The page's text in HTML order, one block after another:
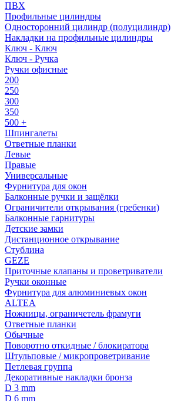
ПВХ
Профильные цилиндры
Односторонний цилиндр (полуцилиндр)
Накладки на профильные цилиндры
Ключ - Ключ
Ключ - Ручка
Ручки офисные
200
250
300
350
500 +
Шпингалеты
Ответные планки
Левые
Правые
Универсальные
Фурнитура для окон
Балконные ручки и защёлки
Ограничители открывания (гребенки)
Балконные гарнитуры
Детские замки
Дистанционное открывание
Стублина
GEZE
Приточные клапаны и проветриватели
Ручки оконные
Фурнитура для алюминиевых окон
ALTEA
Ножницы, ограничетель фрамуги
Ответные планки
Обычные
Поворотно откидные / блокиратора
Штульповые / микропроветривание
Петлевая группа
Декоративные накладки бронза
D 3 mm
D 6 mm